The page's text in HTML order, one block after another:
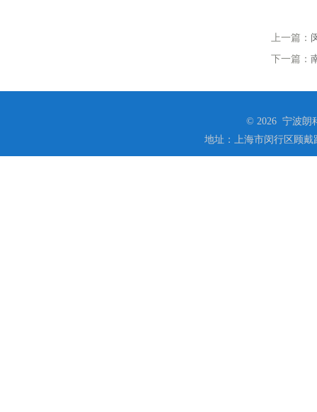
上一篇：
下一篇：
© 2026 宁波朗
地址：上海市闵行区顾